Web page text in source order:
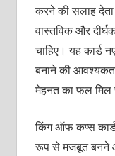
करने की सलाह
वास्‍तविक और
चाहिए। यह कार्ड
बनाने की
मेहनत का फल मिल
किंग ऑफ कप्‍स
रूप से मजबूत बनने